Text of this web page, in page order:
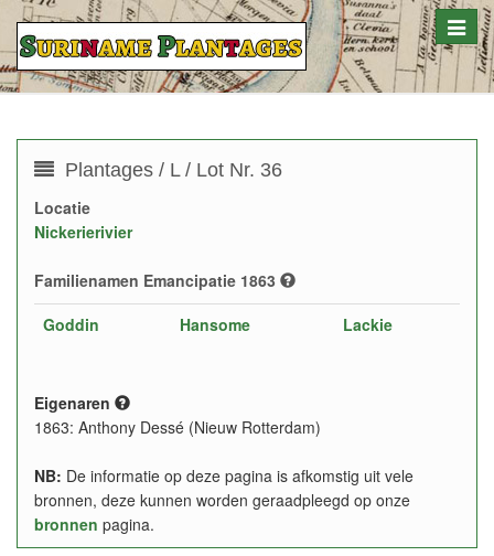
Toggle
Plantages / L / Lot Nr. 36
Locatie
Nickerierivier
Familienamen Emancipatie 1863
Goddin
Hansome Lackie
Eigenaren
1863: Anthony Dessé (Nieuw Rotterdam)
NB: De informatie op deze pagina is afkomstig uit vele
bronnen, deze kunnen worden geraadpleegd op onze
bronnen pagina.